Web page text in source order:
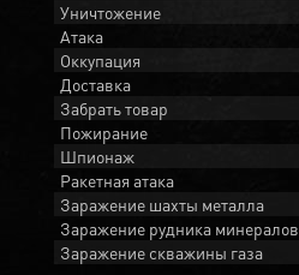
Уничтожение
Атака
Оккупация
Доставка
Забрать товар
Пожирание
Шпионаж
Ракетная атака
Заражение шахты металла
Заражение рудника минералов
Заражение скважины газа